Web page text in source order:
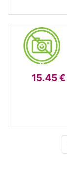
15.45 €